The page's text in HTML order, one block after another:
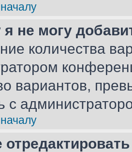
не могу
количества
вариантов,
с